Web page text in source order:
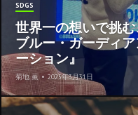
SDGS
世界一の想いで挑
ブルー・ガーディ
ーション』
菊地 薫 • 2025年3月31日